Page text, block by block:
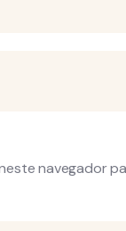
navegador